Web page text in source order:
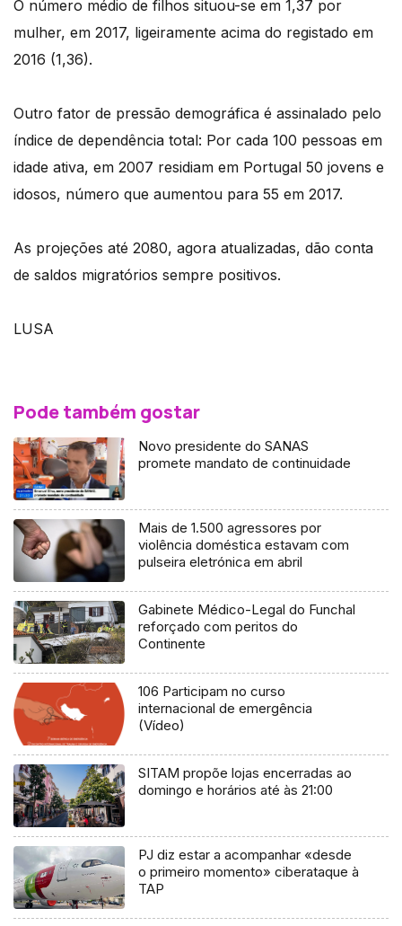
O número médio de filhos situou-se em 1,37 por
mulher, em 2017, ligeiramente acima do registado em
2016 (1,36).
Outro fator de pressão demográfica é assinalado pelo
índice de dependência total: Por cada 100 pessoas em
idade ativa, em 2007 residiam em Portugal 50 jovens e
idosos, número que aumentou para 55 em 2017.
As projeções até 2080, agora atualizadas, dão conta
de saldos migratórios sempre positivos.
LUSA
Pode também gostar
Novo presidente do SANAS
promete mandato de continuidade
Mais de 1.500 agressores por
violência doméstica estavam com
pulseira eletrónica em abril
Gabinete Médico-Legal do Funchal
reforçado com peritos do
Continente
106 Participam no curso
internacional de emergência
(Vídeo)
SITAM propõe lojas encerradas ao
domingo e horários até às 21:00
PJ diz estar a acompanhar «desde
o primeiro momento» ciberataque à
TAP